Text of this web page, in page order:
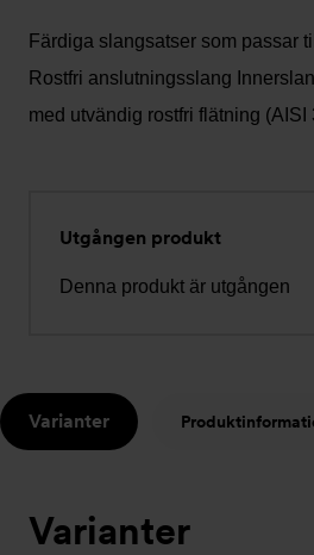
Färdiga slangsatser som passar
Rostfri anslutningsslang
med utvändig rostfri flätning (AISI
Utgången produkt
Denna produkt är utgången
Varianter
Varianter